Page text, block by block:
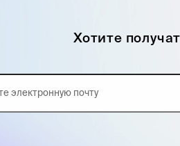
Хотите